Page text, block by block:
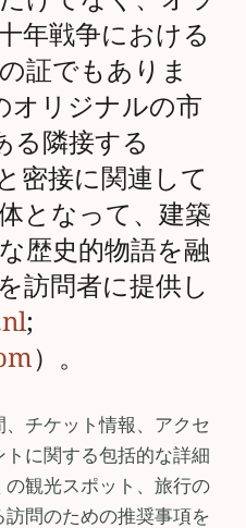
年戦争における
証でもありま
オリジナルの市
る隣接する
密接に関連して
となって、建築
歴史的物語を融
訪問者に提供し
;
）。
チケット情報、アクセ
に関する包括的な詳細
観光スポット、旅行の
問のための推奨事項を